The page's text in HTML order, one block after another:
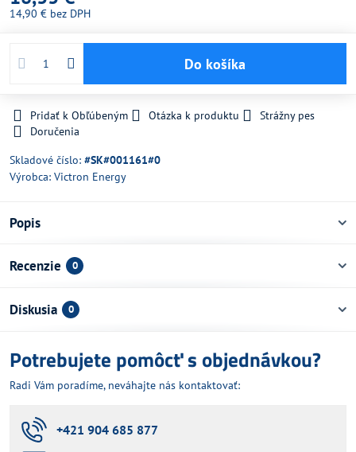
14,90 € bez DPH
Do košíka
Pridať k Obľúbeným Otázka k produktu
Strážny pes
Doručenia
Skladové číslo: #SK#001161#0
Výrobca: Victron Energy
Popis
Recenzie 0
Diskusia 0
Potrebujete pomôcť s objednávkou?
Radi Vám poradíme, neváhajte nás kontaktovať:
+421 904 685 877